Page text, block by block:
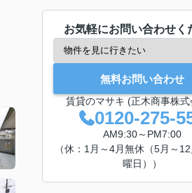
お気軽にお問い合わせく
無料お問い合わせ
賃貸のマサキ (正木商事株式
0120-275-
AM9:30～PM7:00
（休：1月～4月無休（5月～
曜日））